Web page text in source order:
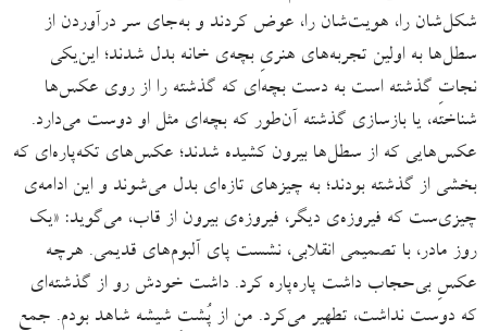
شکل‌شان را، هویت‌شان را، عوض کردند و به‌جای سر درآوردن از
سطل‌ها به اولین تجربه‌های هنریِ بچه‌ی خانه بدل شدند؛ این‌یکی
نجاتِ گذشته است به دست بچه‌ای که گذشته را از روی عکس‌ها
شناخته، یا بازسازی گذشته آن‌طور که بچه‌ای مثل او دوست می‌دارد.
عکس‌هایی که از سطل‌ها بیرون کشیده شدند؛ عکس‌های تکه‌پاره‌ای که
بخشی از گذشته بودند؛ به چیزهای تازه‌‌ای بدل می‌شوند و این ادامه‌ی
چیزی‌ست که فیروزه‌ی دیگر، فیروزه‌ی بیرون از قاب، می‌گوید: «یک
روز مادر، با تصمیمی انقلابی، نشست پای آلبوم‌های قدیمی. هرچه
عکسِ بی‌حجاب داشت پاره‌پاره کرد. داشت خودش رو از گذشته‌ای
که دوست نداشت، تطهیر می‌کرد. من از پُشتِ شیشه شاهد بودم. جمع